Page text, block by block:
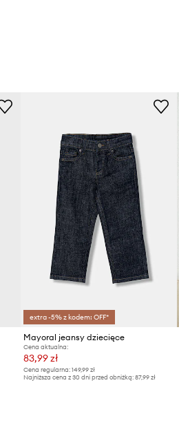
extra -5% z kodem: OFF*
Mayoral jeansy dziecięce
Cena aktualna:
83,99 zł
Cena regularna: 149,99 zł
Najniższa cena z 30 dni przed obniżką: 87,99 zł